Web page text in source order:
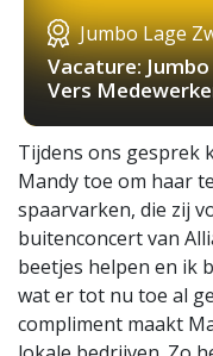
Jumbo Lage
Vacature:
Vers
Tijdens ons gesprek
Mandy toe om haar
spaarvarken, die zij
buitenconcert van
beetjes helpen en ik
wat er tot nu toe al
compliment maakt